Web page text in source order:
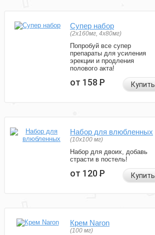
Супер набор
(2х160мг, 4х80мг)
Попробуй все супер
препараты для усиления
эрекции и продления
полового акта!
от 158Р Купить
Набор для влюбленных
(10х100 мг)
Набор для двоих, добавь
страсти в постель!
от 120Р Купить
Крем Naron
(100 мг)